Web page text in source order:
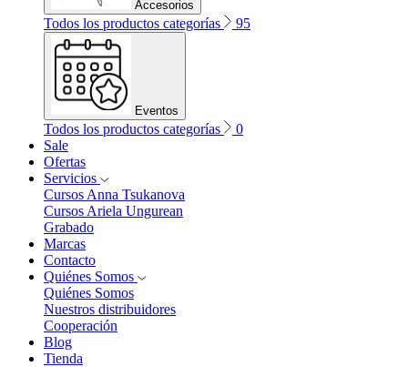
Accesorios
Todos los productos categorías 95
Eventos
Todos los productos categorías
0
Sale
Ofertas
Servicios
Cursos Anna Tsukanova
Cursos Ariela Ungurean
Grabado
Marcas
Contacto
Quiénes Somos
Quiénes Somos
Nuestros distribuidores
Cooperación
Blog
Tienda